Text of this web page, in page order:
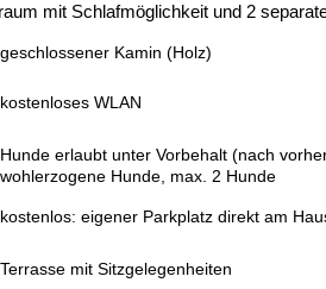
mit Schlafmöglichkeit und 2
geschlossener Kamin (Holz)
kostenloses WLAN
Hunde erlaubt unter Vorbehalt (nach
wohlerzogene Hunde, max. 2 Hunde
kostenlos: eigener Parkplatz direkt am
Terrasse mit Sitzgelegenheiten